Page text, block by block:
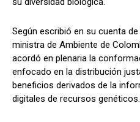
Según escribió en su cuenta
ministra de Ambiente de
acordó en plenaria la
enfocado en la distribución
beneficios derivados de la
digitales de recursos genéticos.